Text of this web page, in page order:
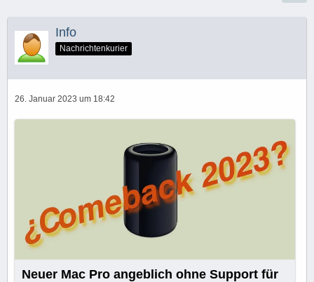
Info
Nachrichtenkurier
26. Januar 2023 um 18:42
Neuer Mac Pro angeblich ohne Support für